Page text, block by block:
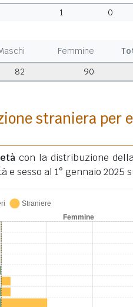
1 0
Femmine
82 90
straniera per
con la distribuzione
sesso al 1° gennaio 2025